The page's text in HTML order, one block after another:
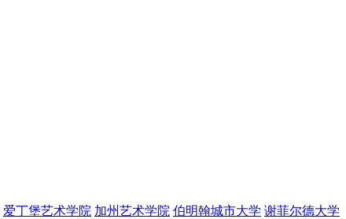
爱丁堡艺术学院 加州艺术学院 伯明翰城市大学 谢菲尔德大学